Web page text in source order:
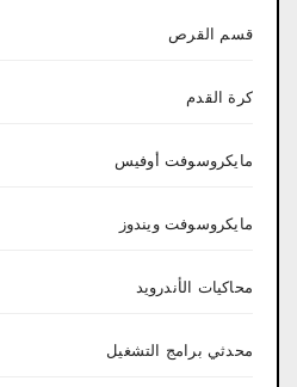
قسم القرص
كرة القدم
مايكروسوفت أوفيس
مايكروسوفت ويندوز
محاكيات الأندرويد
محدثي برامج التشغيل